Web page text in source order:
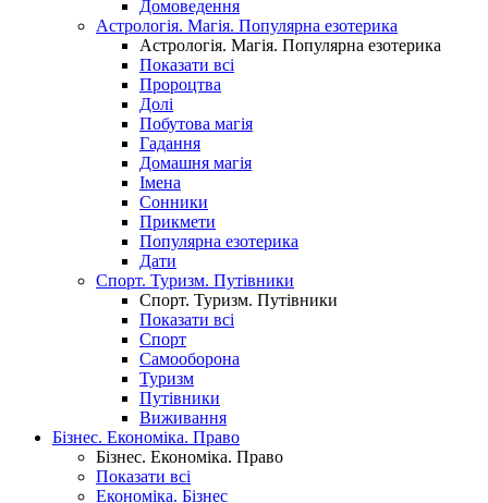
Домоведення
Астрологія. Магія. Популярна езотерика
Астрологія. Магія. Популярна езотерика
Показати всі
Пророцтва
Долі
Побутова магія
Гадання
Домашня магія
Імена
Сонники
Прикмети
Популярна езотерика
Дати
Спорт. Туризм. Путівники
Спорт. Туризм. Путівники
Показати всі
Спорт
Самооборона
Туризм
Путівники
Виживання
Бізнес. Економіка. Право
Бізнес. Економіка. Право
Показати всі
Економіка. Бізнес